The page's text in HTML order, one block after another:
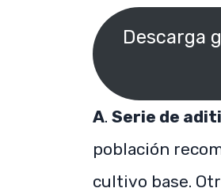
Descarga
A. Serie de
población
cultivo base.